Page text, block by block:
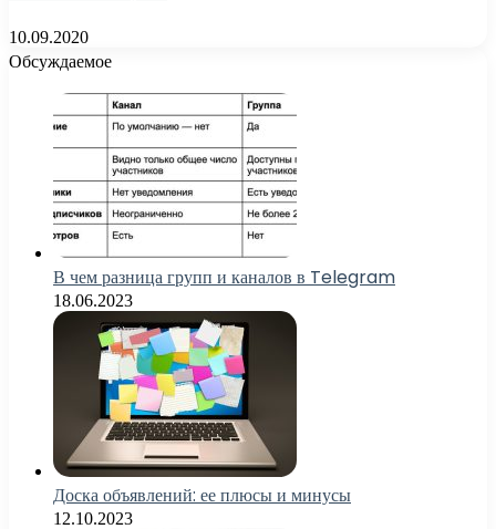
10.09.2020
Обсуждаемое
В чем разница групп и каналов в Telegram
18.06.2023
Доска объявлений: ее плюсы и минусы
12.10.2023